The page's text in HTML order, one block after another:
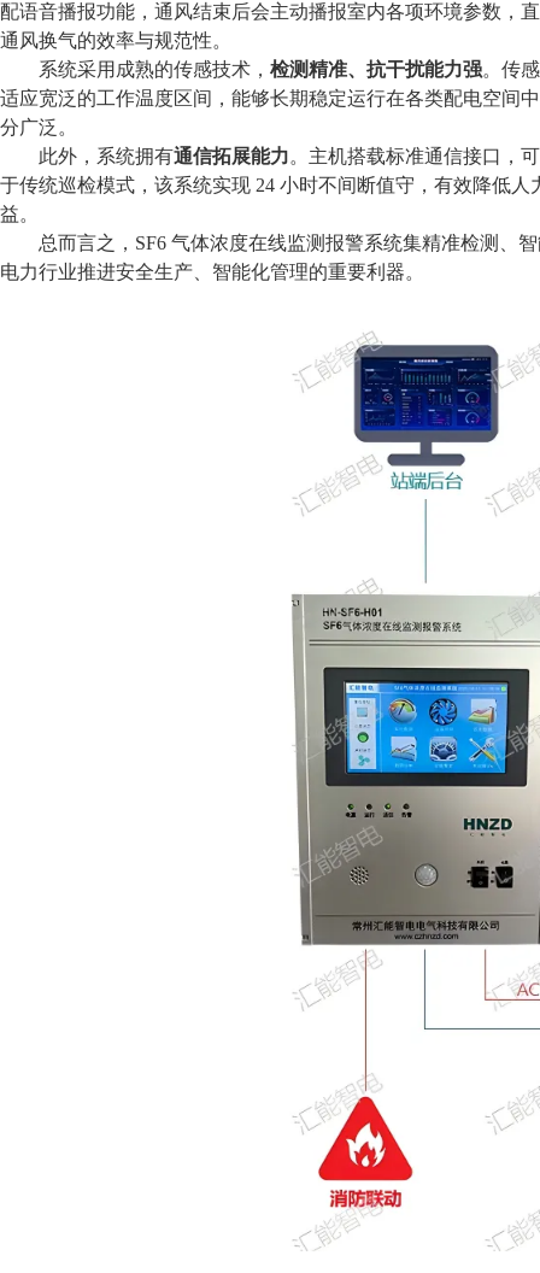
配语音播报功能，通风结束后会主动播报室内各项环境参数，
通风换气的效率与规范性。
系统采用成熟的传感技术， 检测精准、抗干扰能力强。传
适应宽泛的工作温度区间，能够长期稳定运行在各类配电空间
分广泛。
此外，系统拥有通信拓展能力。主机搭载标准通信接口，
于传统巡检模式，该系统实现 24 小时不间断值守，有效降低
益。
总而言之， SF6 气体浓度在线监测报警系统集精准检测、
电力行业推进安全生产、智能化管理的重要利器。